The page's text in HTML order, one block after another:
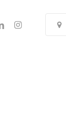
instagram